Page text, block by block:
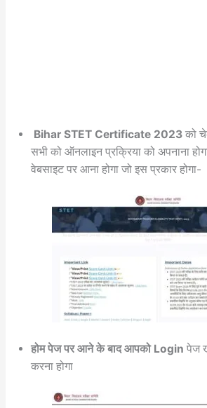
Bihar STET Certificate 2023 को
सभी को ऑनलाइन प्रक्रिया को अपनाना
वेबसाइट पर आना होगा जो इस प्रकार होगा-
होम पेज पर आने के बाद आपको Login पेज
करना होगा